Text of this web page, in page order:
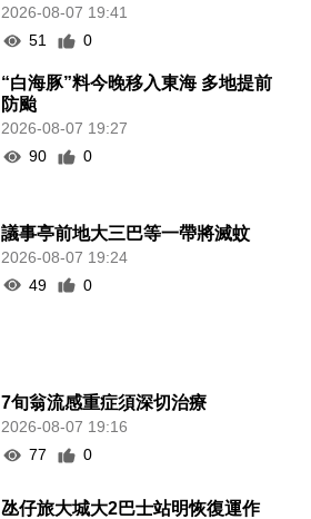
2026-08-07 19:41
51
0
“白海豚”料今晚移入東海 多地提前
防颱
2026-08-07 19:27
90
0
議事亭前地大三巴等一帶將滅蚊
2026-08-07 19:24
49
0
7旬翁流感重症須深切治療
2026-08-07 19:16
77
0
氹仔旅大城大2巴士站明恢復運作